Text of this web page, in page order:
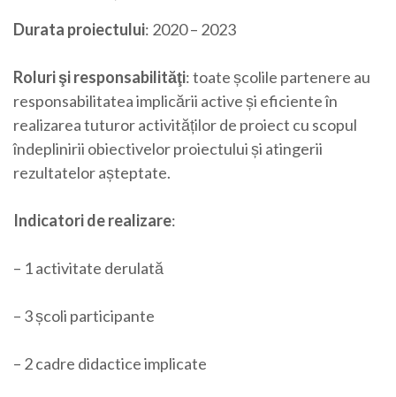
Durata proiectului: 2020 – 2023
Roluri şi responsabilităţi: toate școlile partenere au
responsabilitatea implicării active și eficiente în
realizarea tuturor activităților de proiect cu scopul
îndeplinirii obiectivelor proiectului și atingerii
rezultatelor așteptate.
Indicatori de realizare:
– 1 activitate derulată
– 3 școli participante
– 2 cadre didactice implicate